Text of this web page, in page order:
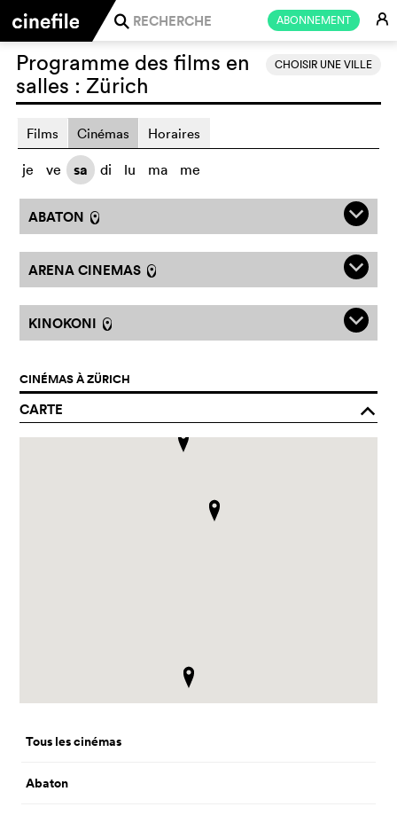
ABONNEMENT E
j
CHOISIR UNE VILLE
Programme des films en
salles : Zürich
Films Cinémas Horaires
je ve sa di lu ma me
ABATON l q
ARENA CINEMAS l q
KINOKONI l q
CINÉMAS À ZÜRICH
CARTE o
Tous les cinémas
Abaton